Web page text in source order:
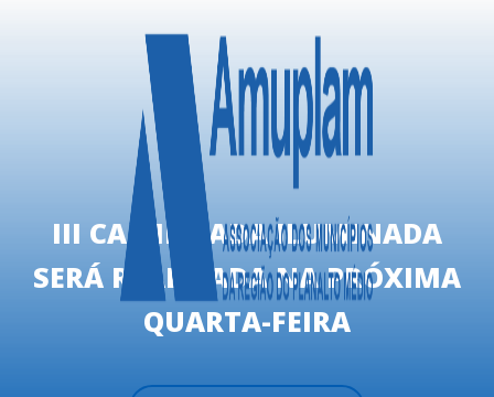
III CAMINHADA ILUMINADA
SERÁ REALIZADA NA PRÓXIMA
QUARTA-FEIRA